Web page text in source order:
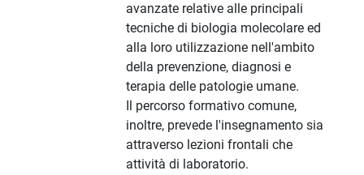
avanzate relative alle principali
tecniche di biologia molecolare ed
alla loro utilizzazione nell'ambito
della prevenzione, diagnosi e
terapia delle patologie umane.
Il percorso formativo comune,
inoltre, prevede l'insegnamento sia
attraverso lezioni frontali che
attività di laboratorio.